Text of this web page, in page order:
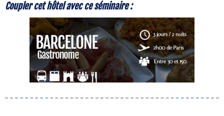
Coupler cet hôtel avec ce séminaire :